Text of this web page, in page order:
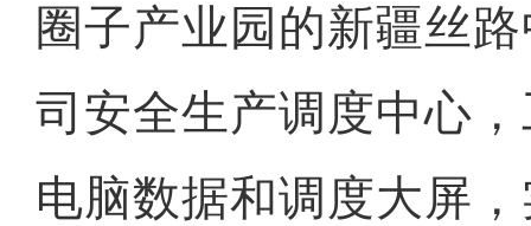
圈子产业园的新疆丝
司安全生产调度中心
电脑数据和调度大屏